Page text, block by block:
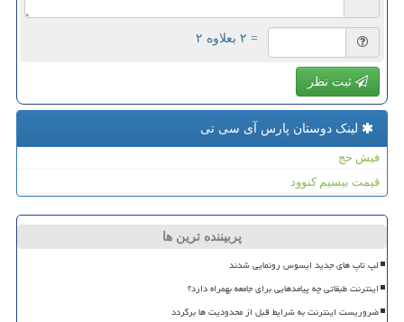
= ۲ بعلاوه ۲
ثبت نظر
لینک دوستان پارس آی سی تی
فیش حج
قیمت بیسیم کنوود
پربیننده ترین ها
لپ تاپ های جدید ایسوس رونمایی شدند
اینترنت طبقاتی چه پیامدهایی برای جامعه بهمراه دارد؟
ضروریست اینترنت به شرایط قبل از محدودیت ها برگردد